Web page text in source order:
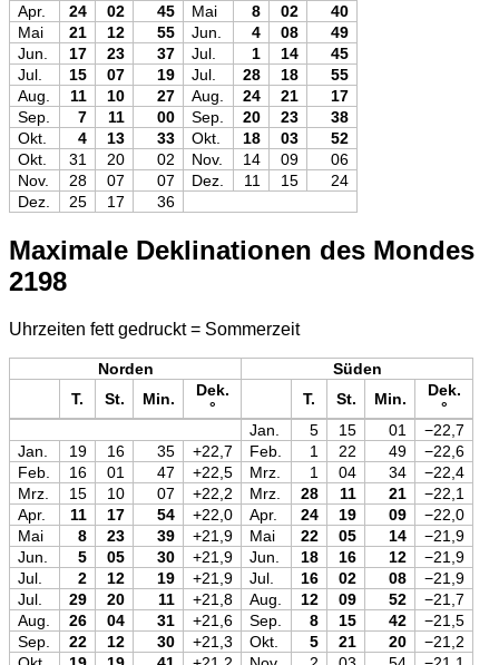
Apr.
24 02 45 Mai 8 02
40
Mai
21 12 55 Jun. 4 08
49
Jun.
17 23 37 Jul. 1 14
45
Jul.
15 07 19 Jul. 28 18
55
Aug.
11 10 27 Aug. 24 21
17
Sep.
7 11 00 Sep. 20 23
38
Okt.
4 13 33 Okt. 18 03
52
Okt.
31 20 02 Nov. 14 09
06
Nov.
28 07 07 Dez. 11 15
24
Dez.
25 17 36
Maximale Deklinationen des Mondes
2198
Uhrzeiten fett gedruckt = Sommerzeit
Norden
Süden
T.
St. Min.
Dek.
°
T. St. Min.
Dek.
°
Jan.
5 15 01
−22,7
Jan.
19 16 35 +22,7 Feb. 1 22 49
−22,6
Feb.
16 01 47 +22,5 Mrz. 1 04 34
−22,4
Mrz.
15 10 07 +22,2 Mrz. 28 11 21
−22,1
Apr.
11 17 54 +22,0 Apr. 24 19 09
−22,0
Mai
8 23 39 +21,9 Mai 22 05 14
−21,9
Jun.
5 05 30 +21,9 Jun. 18 16 12
−21,9
Jul.
2 12 19 +21,9 Jul. 16 02 08
−21,9
Jul.
29 20 11 +21,8 Aug. 12 09 52
−21,7
Aug.
26 04 31 +21,6 Sep. 8 15 42
−21,5
Sep.
22 12 30 +21,3 Okt. 5 21 20
−21,2